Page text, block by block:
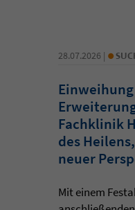
28.07.2026 | •
Fachklinik
des
neuer
Mit einem